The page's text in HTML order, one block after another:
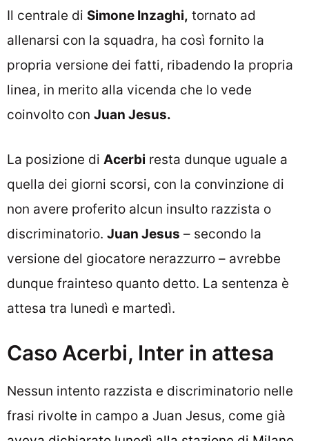
Il centrale di Simone Inzaghi, tornato ad
allenarsi con la squadra, ha così fornito la
propria versione dei fatti, ribadendo la propria
linea, in merito alla vicenda che lo vede
coinvolto con Juan Jesus.
La posizione di Acerbi resta dunque uguale a
quella dei giorni scorsi, con la convinzione di
non avere proferito alcun insulto razzista o
discriminatorio. Juan Jesus – secondo la
versione del giocatore nerazzurro – avrebbe
dunque frainteso quanto detto. La sentenza è
attesa tra lunedì e martedì.
Caso Acerbi, Inter in attesa
Nessun intento razzista e discriminatorio nelle
frasi rivolte in campo a Juan Jesus, come già